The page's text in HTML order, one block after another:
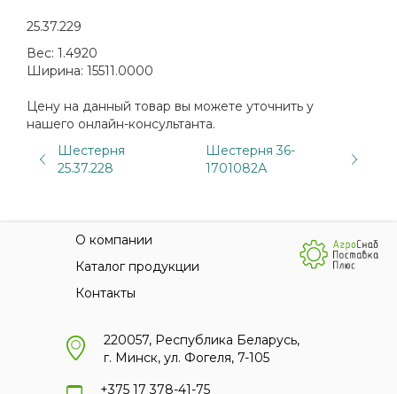
25.37.229
Вес: 1.4920
Ширина: 15511.0000
Цену на данный товар вы можете уточнить у
нашего онлайн-консультанта.
Шестерня
25.37.228
Шестерня 36-
1701082А
О компании
Каталог продукции
Контакты
220057, Республика Беларусь,
г. Минск, ул. Фогеля, 7-105
+375 17 378-41-75